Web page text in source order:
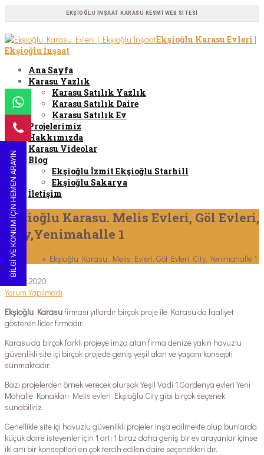
EKŞIOĞLU İNŞAAT KARASU RESMI WEB SITESI
BILGI VE KONUM IÇIN HEMEN ARAYIN
Ekşioğlu Karasu Evleri |
Ekşioğlu İnşaat
Ana Sayfa
Karasu Yazlık
Karasu Satılık Yazlık
Karasu Satılık Daire
Karasu Satılık Ev
Projelerimiz
Hakkımızda
Karasu Videolar
Blog
Ekşioğlu İzmit Ekşioğlu Starhill
Ekşioğlu Sakarya
İletişim
Ekşioğlu Karasu. Melis Evleri, Göl Evleri,
City,Yenimahalle 1
Ana sayfa » Ekşioğlu Karasu. Melis Evleri, Göl Evleri, City,Yenimahalle 1
1 Ocak 2020
Yorum Yapılmadı
Ekşioğlu Karasufirması yıllardır birçok proje ile Karasu’da faaliyet
gösteren lider firmadır.
Karasu’da birçok farklı projeye imza atan firma denize yakın havuzlu
güvenlikli site içi birçok projede geniş yeşil alan ve yaşam konsepti
sunmaktadır.
Bazı projelerden örnek verecek olursak Yeşil Vadi 1 Gardenya evleri Yeni
Mahalle Konakları Melis evleri Ekşioğlu City gibi birçok seçenek
sunabiliriz.
Genellikle site içi havuzlu güvenlikli projeler inşa edilmekte olup bunlarda
küçük daire isteyenler için 1 artı 1 biraz daha geniş bir ev arayanlar içinse
iki artı bir konseptleri en çok tercih edilen daire seçenekleri dır.